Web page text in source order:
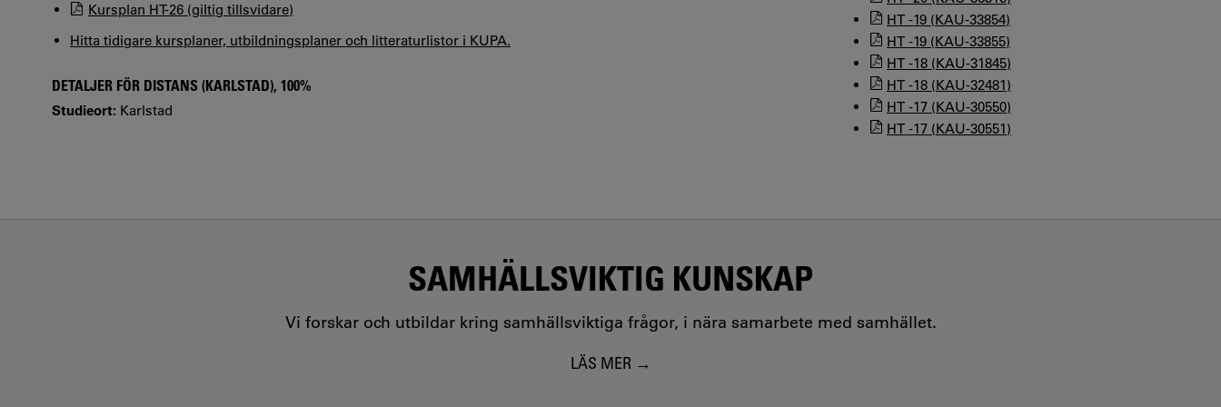
Kursplan HT-26 (giltig tillsvidare)
Hitta tidigare kursplaner, utbildningsplaner och litteraturlistor i KUPA.
DETALJER FÖR DISTANS (KARLSTAD), 100%
Studieort: Karlstad
HT -19 (KAU-33854)
HT -19 (KAU-33855)
HT -18 (KAU-31845)
HT -18 (KAU-32481)
HT -17 (KAU-30550)
HT -17 (KAU-30551)
SAMHÄLLSVIKTIG KUNSKAP
Vi forskar och utbildar kring samhällsviktiga frågor, i nära samarbete med samhället.
LÄS MER